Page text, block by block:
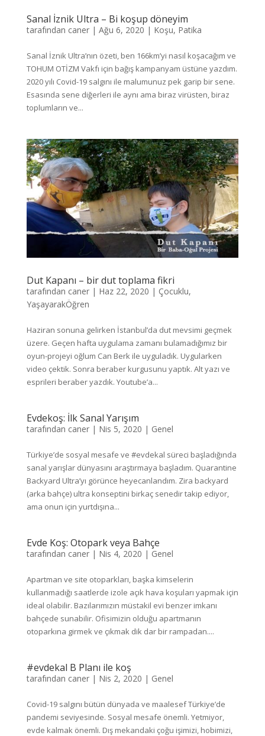
Sanal İznik Ultra – Bi koşup döneyim
tarafından caner| Ağu 6, 2020 | Koşu, Patika
Sanal İznik Ultra’nın özeti, ben 166km’yi nasıl koşacağım ve
TOHUM OTİZM Vakfı için bağış kampanyam üstüne yazdım.
2020 yılı Covid-19 salgını ile malumunuz pek garip bir sene.
Esasında sene diğerleri ile aynı ama biraz virüsten, biraz
toplumların ve...
Dut Kapanı – bir dut toplama fikri
tarafından caner| Haz 22, 2020 | Çocuklu,
YaşayarakÖğren
Haziran sonuna gelirken İstanbul’da dut mevsimi geçmek
üzere. Geçen hafta uygulama zamanı bulamadığımız bir
oyun-projeyi oğlum Can Berk ile uyguladık. Uygularken
video çektik. Sonra beraber kurgusunu yaptık. Alt yazı ve
esprileri beraber yazdık. Youtube’a...
Evdekoş: İlk Sanal Yarışım
tarafından caner| Nis 5, 2020 | Genel
Türkiye’de sosyal mesafe ve #evdekal süreci başladığında
sanal yarışlar dünyasını araştırmaya başladım. Quarantine
Backyard Ultra’yı görünce heyecanlandım. Zira backyard
(arka bahçe) ultra konseptini birkaç senedir takip ediyor,
ama onun için yurtdışına...
Evde Koş: Otopark veya Bahçe
tarafından caner| Nis 4, 2020 | Genel
Apartman ve site otoparkları, başka kimselerin
kullanmadığı saatlerde izole açık hava koşuları yapmak için
ideal olabilir. Bazılarımızın müstakil evi benzer imkanı
bahçede sunabilir. Ofisimizin olduğu apartmanın
otoparkına girmek ve çıkmak dik dar bir rampadan....
#evdekal B Planı ile koş
tarafından caner| Nis 2, 2020 | Genel
Covid-19 salgını bütün dünyada ve maalesef Türkiye’de
pandemi seviyesinde. Sosyal mesafe önemli. Yetmiyor,
evde kalmak önemli. Dış mekandaki çoğu işimizi, hobimizi,